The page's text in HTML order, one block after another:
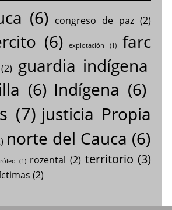
(6) congreso de paz(2)
(6) explotación (1)
farc
(2) guardia indígena
(6) Indígena (6)
(7) justicia Propia
norte del Cauca (6)
(1) rozental (2) territorio (3)
(2)